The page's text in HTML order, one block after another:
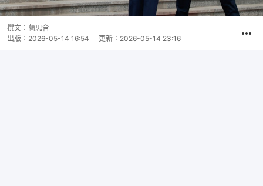
撰文： 藺思含
出版： 2026-05-14 16:54 更新： 2026-05-14 23:16